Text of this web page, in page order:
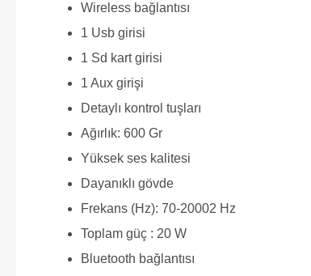
Wireless bağlantısı
1 Usb girisi
1 Sd kart girisi
1 Aux girişi
Detaylı kontrol tuşları
Ağırlık: 600 Gr
Yüksek ses kalitesi
Dayanıklı gövde
Frekans (Hz): 70-20002 Hz
Toplam güç : 20 W
Bluetooth bağlantısı